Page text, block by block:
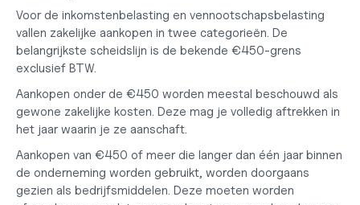
Voor de inkomstenbelasting en vennootschapsbelasting
vallen zakelijke aankopen in twee categorieën. De
belangrijkste scheidslijn is de bekende €450-grens
exclusief BTW.
Aankopen onder de €450 worden meestal beschouwd als
gewone zakelijke kosten. Deze mag je volledig aftrekken in
het jaar waarin je ze aanschaft.
Aankopen van €450 of meer die langer dan één jaar binnen
de onderneming worden gebruikt, worden doorgaans
gezien als bedrijfsmiddelen. Deze moeten worden